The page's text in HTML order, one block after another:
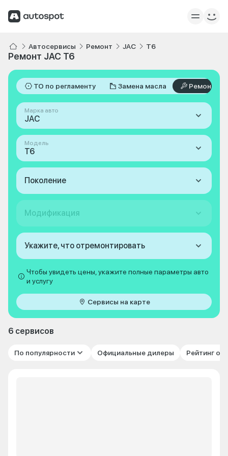
Автосервисы Ремонт JAC T6
Ремонт JAC T6
ТО по регламенту Замена масла Ремонт
Марка авто
JAC
Модель
T6
Поколение
Модификация
Укажите, что отремонтировать
Чтобы увидеть цены, укажите полные параметры авто
и услугу
Сервисы на карте
6 сервисов
По популярности Официальные дилеры Рейтинг